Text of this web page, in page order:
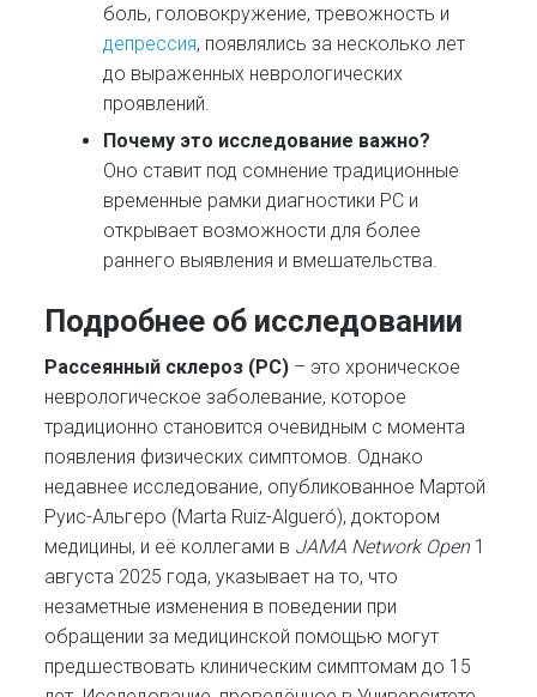
боль, головокружение, тревожность и
депрессия, появлялись за несколько лет
до выраженных неврологических
проявлений.
Почему это исследование важно?
Оно ставит под сомнение традиционные
временные рамки диагностики РС и
открывает возможности для более
раннего выявления и вмешательства.
Подробнее об исследовании
Рассеянный склероз (РС) – это хроническое
неврологическое заболевание, которое
традиционно становится очевидным с момента
появления физических симптомов. Однако
недавнее исследование, опубликованное Мартой
Руис-Альгеро (Marta Ruiz-Algueró), доктором
медицины, и её коллегами в JAMA Network Open1
августа 2025 года, указывает на то, что
незаметные изменения в поведении при
обращении за медицинской помощью могут
предшествовать клиническим симптомам до 15